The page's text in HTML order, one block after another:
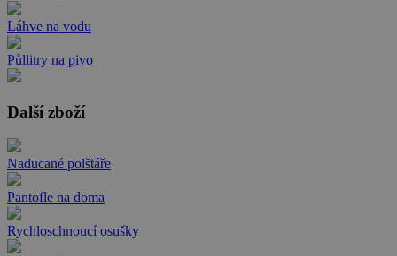
Láhve na vodu
Půllitry na pivo
Další zboží
Naducané polštáře
Pantofle na doma
Rychloschnoucí osušky